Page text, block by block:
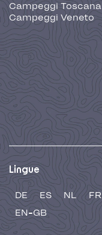
Campeggi Toscana
Campeggi Veneto
Lingue
DE ES NL
FR
EN-GB